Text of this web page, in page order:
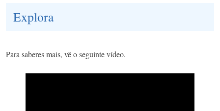
Explora
Para saberes mais, vê o seguinte vídeo.